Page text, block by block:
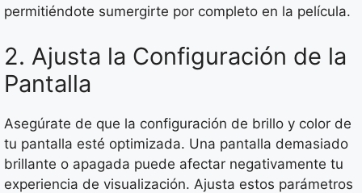
permitiéndote sumergirte por completo en la película.
2. Ajusta la Configuración de la
Pantalla
Asegúrate de que la configuración de brillo y color de
tu pantalla esté optimizada. Una pantalla demasiado
brillante o apagada puede afectar negativamente tu
experiencia de visualización. Ajusta estos parámetros